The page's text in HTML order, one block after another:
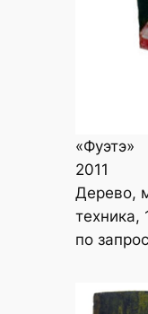
«Фуэтэ»
2011
Дерево,
техника,
по